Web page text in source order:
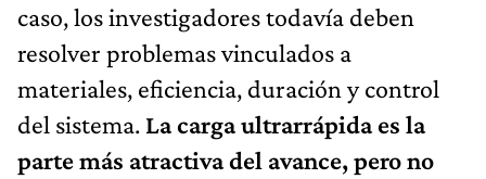
caso, los investigadores todavía deben
resolver problemas vinculados a
materiales, eficiencia, duración y control
del sistema. La carga ultrarrápida es la
parte más atractiva del avance, pero no